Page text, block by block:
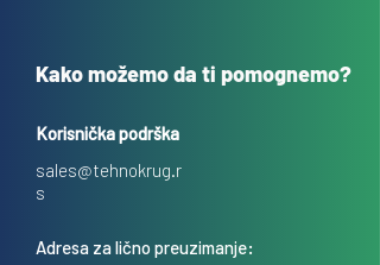
Kako možemo da ti pomognemo?
Korisnička podrška
sales@tehnokrug.r
s
Adresa za lično preuzimanje: